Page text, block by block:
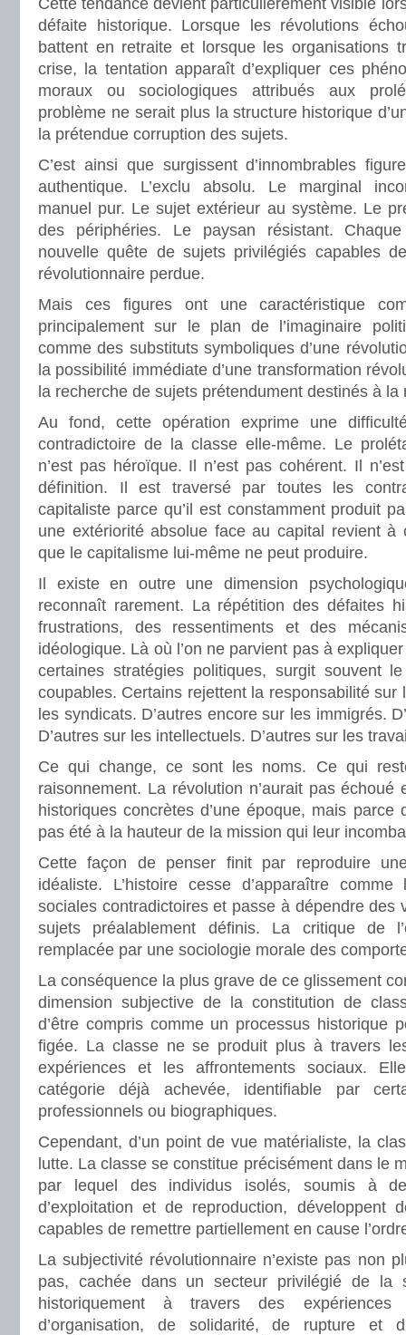
Cette tendance devient particulièrement visible
défaite historique. Lorsque les révolutions
battent en retraite et lorsque les organisations
crise, la tentation apparaît d’expliquer ces
moraux ou sociologiques attribués aux
problème ne serait plus la structure historique
la prétendue corruption des sujets.
C’est ainsi que surgissent d’innombrables
authentique. L’exclu absolu. Le marginal
manuel pur. Le sujet extérieur au système. Le
des périphéries. Le paysan résistant.
nouvelle quête de sujets privilégiés capables
révolutionnaire perdue.
Mais ces figures ont une caractéristique
principalement sur le plan de l’imaginaire
comme des substituts symboliques d’une
la possibilité immédiate d’une transformation
la recherche de sujets prétendument destinés à la
Au fond, cette opération exprime une
contradictoire de la classe elle-même. Le
n’est pas héroïque. Il n’est pas cohérent. Il
définition. Il est traversé par toutes les
capitaliste parce qu’il est constamment produit
une extériorité absolue face au capital revient à
que le capitalisme lui-même ne peut produire.
Il existe en outre une dimension
reconnaît rarement. La répétition des défaites
frustrations, des ressentiments et des
idéologique. Là où l’on ne parvient pas à
certaines stratégies politiques, surgit souvent
coupables. Certains rejettent la responsabilité sur
les syndicats. D’autres encore sur les immigrés.
D’autres sur les intellectuels. D’autres sur les
Ce qui change, ce sont les noms. Ce qui
raisonnement. La révolution n’aurait pas échoué
historiques concrètes d’une époque, mais parce
pas été à la hauteur de la mission qui leur
Cette façon de penser finit par reproduire
idéaliste. L’histoire cesse d’apparaître
sociales contradictoires et passe à dépendre des
sujets préalablement définis. La critique de
remplacée par une sociologie morale des
La conséquence la plus grave de ce glissement
dimension subjective de la constitution de
d’être compris comme un processus historique
figée. La classe ne se produit plus à travers
expériences et les affrontements sociaux.
catégorie déjà achevée, identifiable par
professionnels ou biographiques.
Cependant, d’un point de vue matérialiste, la
lutte. La classe se constitue précisément dans le
par lequel des individus isolés, soumis à
d’exploitation et de reproduction, développent
capables de remettre partiellement en cause
La subjectivité révolutionnaire n’existe pas non
pas, cachée dans un secteur privilégié de la
historiquement à travers des
d’organisation, de solidarité, de rupture et